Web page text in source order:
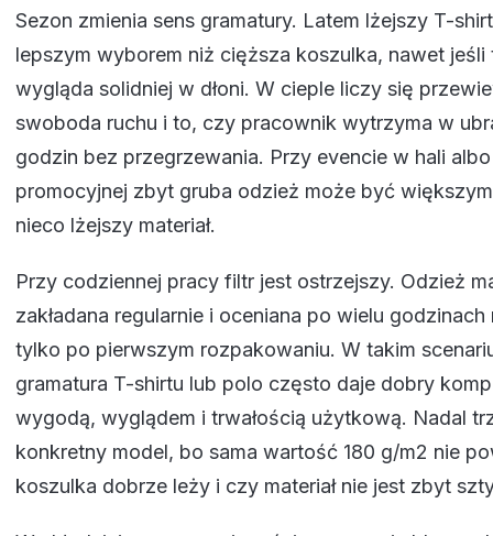
Sezon zmienia sens gramatury. Latem lżejszy T-
lepszym wyborem niż cięższa koszulka, nawet jeśli
wygląda solidniej w dłoni. W cieple liczy się
swoboda ruchu i to, czy pracownik wytrzyma w
godzin bez przegrzewania. Przy evencie w hali
promocyjnej zbyt gruba odzież może być
nieco lżejszy materiał.
Przy codziennej pracy filtr jest ostrzejszy. Odzież
zakładana regularnie i oceniana po wielu godzinach
tylko po pierwszym rozpakowaniu. W takim
gramatura T-shirtu lub polo często daje dobry
wygodą, wyglądem i trwałością użytkową. Nadal
konkretny model, bo sama wartość 180 g/m2 nie
koszulka dobrze leży i czy materiał nie jest zbyt